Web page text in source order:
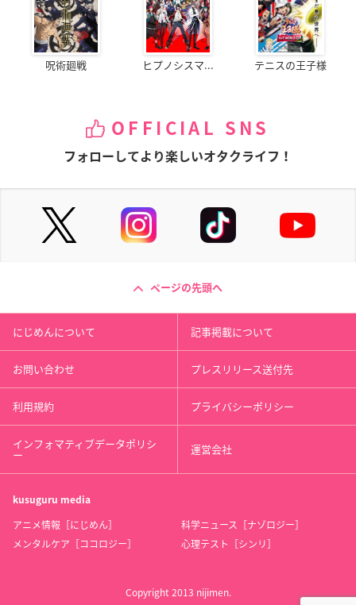
呪術廻戦 ヒプノシスマ... テニスの王子様
OFFICIAL SNS
フォローしてより楽しいオタクライフ！
ページの先頭へ
にじめんについて 記事掲載について
お問い合わせ プレスリリース送付先
利用規約 プライバシーポリシー
インフォマティブデータポリシ
ー 運営会社
kusuguru media
アニメ情報［にじめん］
科学ニュース［ナゾロジー］
メンタルケア［ココロジー］
心理テスト［シンリ］
Copyright 2013 nijimen.